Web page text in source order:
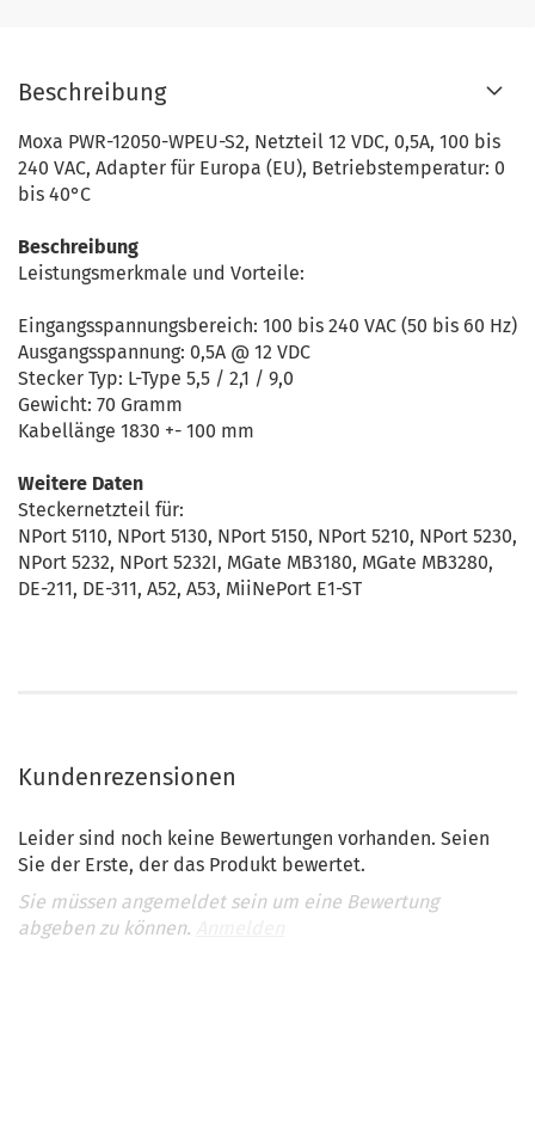
Beschreibung
Moxa PWR-12050-WPEU-S2, Netzteil 12 VDC, 0,5A, 100 bis
240 VAC, Adapter für Europa (EU), Betriebstemperatur: 0
bis 40°C
Beschreibung
Leistungsmerkmale und Vorteile:
Eingangsspannungsbereich: 100 bis 240 VAC (50 bis 60 Hz)
Ausgangsspannung: 0,5A @ 12 VDC
Stecker Typ: L-Type 5,5 / 2,1 / 9,0
Gewicht: 70 Gramm
Kabellänge 1830 +- 100 mm
Weitere Daten
Steckernetzteil für:
NPort 5110, NPort 5130, NPort 5150, NPort 5210, NPort 5230,
NPort 5232, NPort 5232I, MGate MB3180, MGate MB3280,
DE-211, DE-311, A52, A53, MiiNePort E1-ST
Kundenrezensionen
Leider sind noch keine Bewertungen vorhanden. Seien
Sie der Erste, der das Produkt bewertet.
Sie müssen angemeldet sein um eine Bewertung
abgeben zu können.